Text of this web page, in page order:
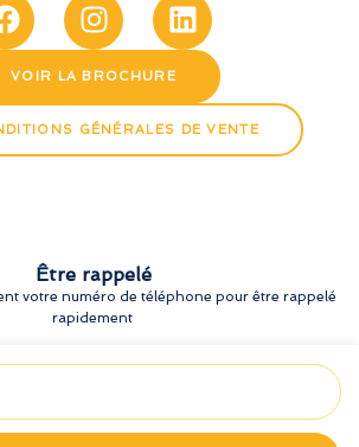
VOIR LA BROCHURE
GÉNÉRALES DE VENTE
Être rappelé
votre numéro de téléphone pour être rappelé
rapidement